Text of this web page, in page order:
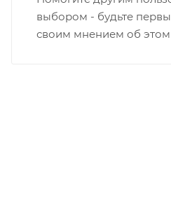
выбором - будьте
своим мнением об этом